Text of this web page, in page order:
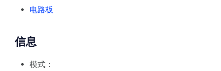
电路板
信息
模式：